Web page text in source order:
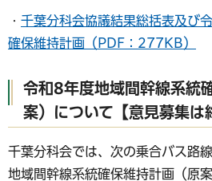
・ 千葉分科会協議結果総括表及び
確保維持計画（PDF：277KB）
令和8年度地域間幹線系統
案）について【意見募集は
千葉分科会では、次の乗合バス路
地域間幹線系統確保維持計画（原